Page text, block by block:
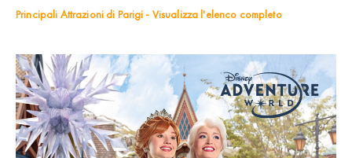
Principali Attrazioni di Parigi - Visualizza l'elenco completo